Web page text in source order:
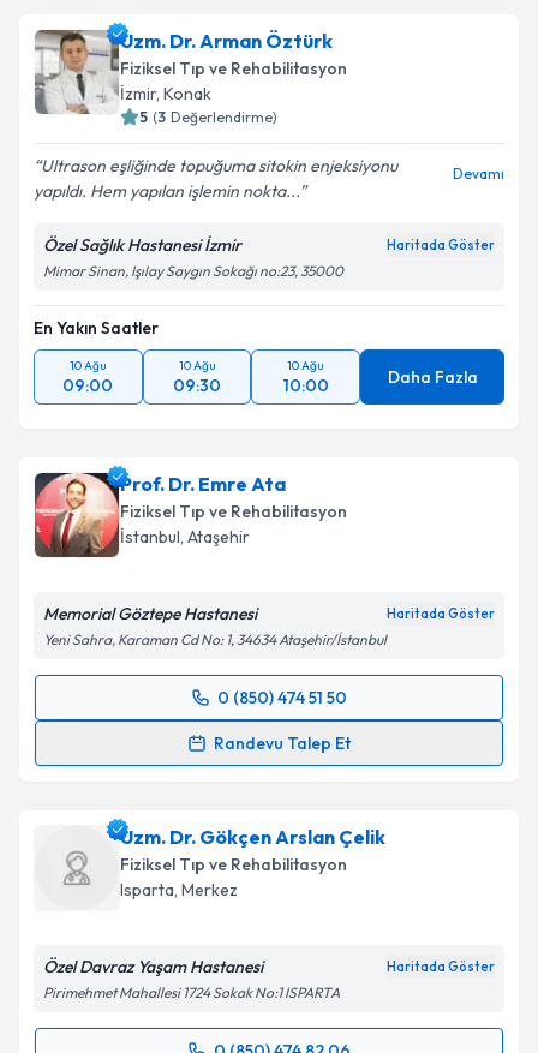
Uzm. Dr. Arman Öztürk
Fiziksel Tıp ve Rehabilitasyon
İzmir, Konak
5 (3 Değerlendirme)
Ultrason eşliğinde topuğuma sitokin enjeksiyonu
yapıldı. Hem yapılan işlemin nokta...
Devamı
Özel Sağlık Hastanesi İzmir Haritada Göster
Mimar Sinan, Işılay Saygın Sokağı no:23, 35000
En Yakın Saatler
10 Ağu
09:00
10 Ağu
09:30
10 Ağu
10:00 Daha Fazla
Prof. Dr. Emre Ata
Fiziksel Tıp ve Rehabilitasyon
İstanbul, Ataşehir
Memorial Göztepe Hastanesi Haritada Göster
Yeni Sahra, Karaman Cd No: 1, 34634 Ataşehir/İstanbul
0 (850) 474 51 50
Randevu Talep Et
Randevu Takvimi Talebi
takvim hazırlandığında e-posta ile bilgilendireceğiz.
E-posta Adresiniz
Kişisel verilerimin işlenmesine ilişkin
Metni'ni okudum ve kişisel verilerimin belirtilen
Uzm. Dr. Gökçen Arslan Çelik
Fiziksel Tıp ve Rehabilitasyon
Isparta, Merkez
Özel Davraz Yaşam Hastanesi Haritada Göster
Pirimehmet Mahallesi 1724 Sokak No:1 ISPARTA